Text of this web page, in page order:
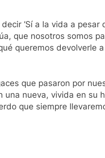
‘Sí a la vida a pesar
que nosotros somos
queremos devolverle
que pasaron por
nueva, vivida en su
que siempre